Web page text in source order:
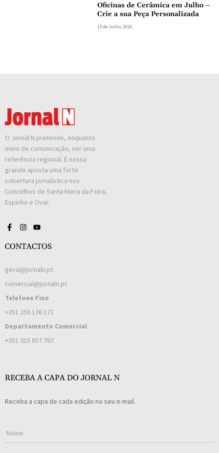
Oficinas de Cerâmica em Julho –
Crie a sua Peça Personalizada
15 de Julho, 2026
O Jornal N pretende, enquanto
meio de comunicação, ser uma
referência regional. É nossa
grande aposta uma forte
cobertura jornalística nos
Concelhos de Santa Maria da Feira,
Espinho e Ovar.
CONTACTOS
geral@jornaln.pt
comercial@jornaln.pt
Telefone Fixo
+351 256 136 171
Departamento Comercial
+351 915 857 767
RECEBA A CAPA DO JORNAL N
Receba a capa de cada edição no seu e-mail.